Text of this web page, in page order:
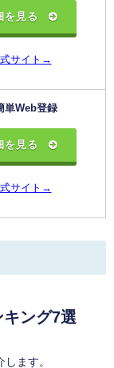
を見る
サイト→
単Web登録
を見る
サイト→
ング7選
ます。